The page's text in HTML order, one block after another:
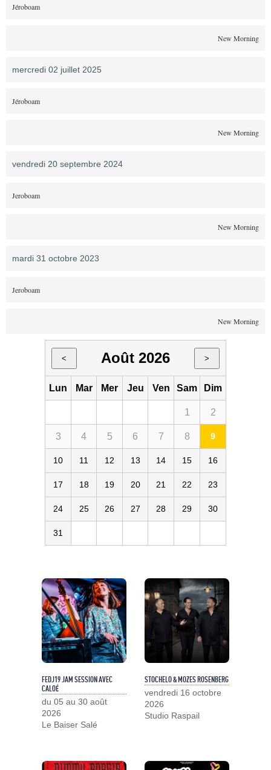
Jéroboam
New Morning
mercredi 02 juillet 2025
Jéroboam
New Morning
vendredi 20 septembre 2024
Jeroboam
New Morning
mardi 31 octobre 2023
Jeroboam
New Morning
< Août 2026 >
Lun Mar Mer Jeu Ven Sam Dim
1 2
3 4 5 6 7 8 9
10 11 12 13 14 15 16
17 18 19 20 21 22 23
24 25 26 27 28 29 30
31
FEDJ19 JAM SESSION AVEC
CALOÉ
du 05 au 30 août
2026
Le Baiser Salé
STOCHELO & MOZES ROSENBERG
vendredi 16 octobre
2026
Studio Raspail